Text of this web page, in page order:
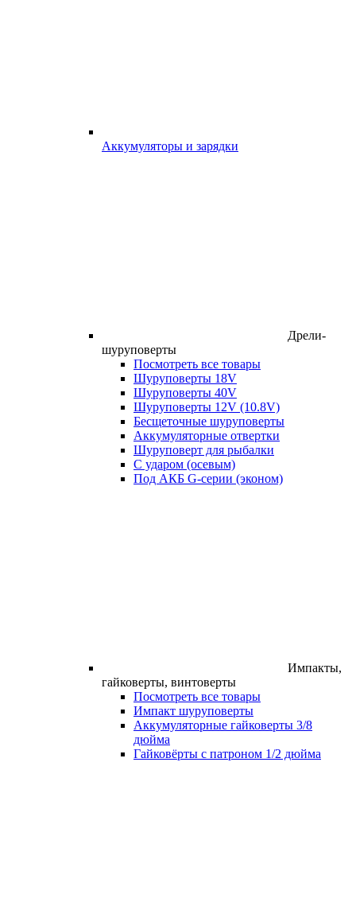
Аккумуляторы и зарядки
Дрели-
шуруповерты
Посмотреть все товары
Шуруповерты 18V
Шуруповерты 40V
Шуруповерты 12V (10.8V)
Бесщеточные шуруповерты
Аккумуляторные отвертки
Шуруповерт для рыбалки
С ударом (осевым)
Под АКБ G-серии (эконом)
Импакты,
гайковерты, винтоверты
Посмотреть все товары
Импакт шуруповерты
Аккумуляторные гайковерты 3/8
дюйма
Гайковёрты с патроном 1/2 дюйма